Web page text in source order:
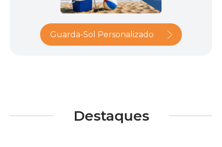
Guarda-Sol Personalizado
Destaques